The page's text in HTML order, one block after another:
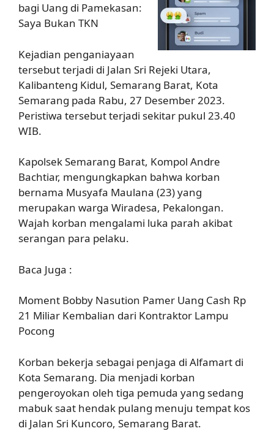
bagi Uang di Pamekasan:
Saya Bukan TKN
Kejadian penganiayaan
tersebut terjadi di Jalan Sri Rejeki Utara,
Kalibanteng Kidul, Semarang Barat, Kota
Semarang pada Rabu, 27 Desember 2023.
Peristiwa tersebut terjadi sekitar pukul 23.40
WIB.
Kapolsek Semarang Barat, Kompol Andre
Bachtiar, mengungkapkan bahwa korban
bernama Musyafa Maulana (23) yang
merupakan warga Wiradesa, Pekalongan.
Wajah korban mengalami luka parah akibat
serangan para pelaku.
Baca Juga :
Moment Bobby Nasution Pamer Uang Cash Rp
21 Miliar Kembalian dari Kontraktor Lampu
Pocong
Korban bekerja sebagai penjaga di Alfamart di
Kota Semarang. Dia menjadi korban
pengeroyokan oleh tiga pemuda yang sedang
mabuk saat hendak pulang menuju tempat kos
di Jalan Sri Kuncoro, Semarang Barat.